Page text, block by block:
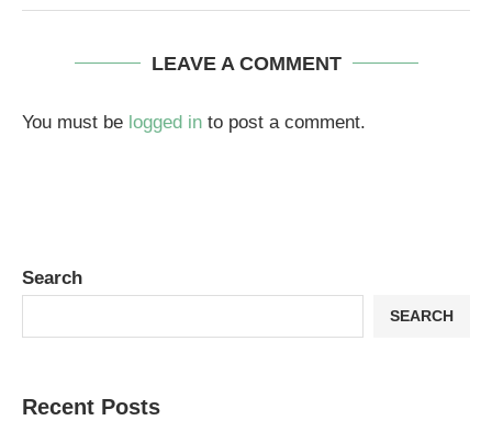
LEAVE A COMMENT
You must be logged in to post a comment.
Search
SEARCH
Recent Posts